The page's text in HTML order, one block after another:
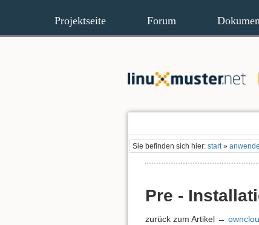
Projektseite Forum
Sie befinden sich hier:start »
Pre -
zurück zum Artikel →